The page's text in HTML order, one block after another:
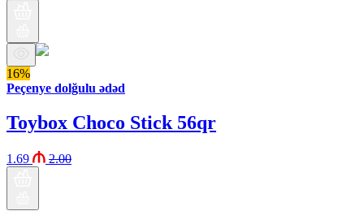
16%
Peçenye dolğulu ədəd
Toybox Choco Stick 56qr
1.69 2.00